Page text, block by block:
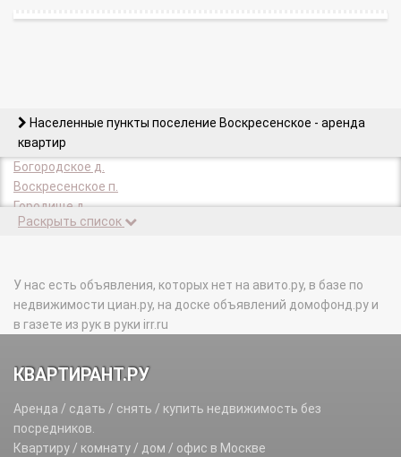
Населенные пункты поселение Воскресенское - аренда
квартир
Богородское д.
Воскресенское п.
Городище д.
Губкино д.
Каракашево д.
Князево д.
Лаптево д.
Никольское д.
подсобного хозяйства Воскресенское п.
Расторопово д.
Язово д.
Ямонтово д.
Раскрыть список
У нас есть объявления, которых нет на авито.ру, в базе по
недвижимости циан.ру, на доске объявлений домофонд.ру и
в газете из рук в руки irr.ru
КВАРТИРАНТ.РУ
Аренда / сдать / снять / купить недвижимость без
посредников.
Квартиру / комнату / дом / офис в Москве